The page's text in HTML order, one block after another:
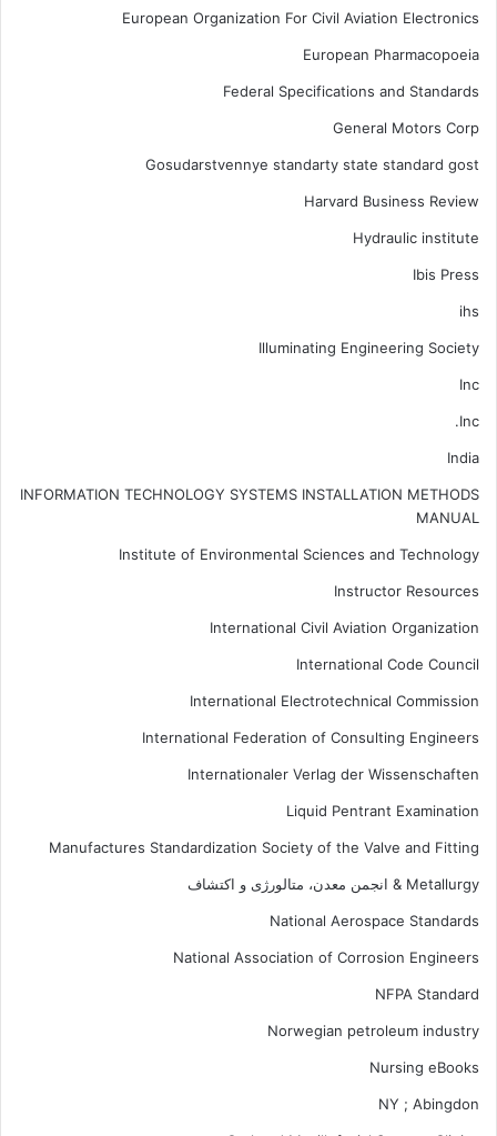
European Organization For Civil Aviation Electronics
European Pharmacopoeia
Federal Specifications and Standards
General Motors Corp
Gosudarstvennye standarty state standard gost
Harvard Business Review
Hydraulic institute
Ibis Press
ihs
Illuminating Engineering Society
Inc
Inc.
India
INFORMATION TECHNOLOGY SYSTEMS INSTALLATION METHODS
MANUAL
Institute of Environmental Sciences and Technology
Instructor Resources
International Civil Aviation Organization
International Code Council
International Electrotechnical Commission
International Federation of Consulting Engineers
Internationaler Verlag der Wissenschaften
Liquid Pentrant Examination
Manufactures Standardization Society of the Valve and Fitting
Metallurgy & انجمن معدن، متالورژی و اکتشاف
National Aerospace Standards
National Association of Corrosion Engineers
NFPA Standard
Norwegian petroleum industry
Nursing eBooks
NY ; Abingdon